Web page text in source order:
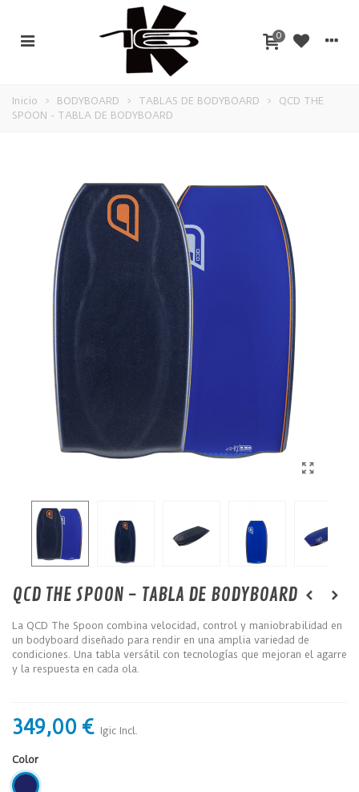
0
Inicio > BODYBOARD > TABLAS DE BODYBOARD >
QCD THE
SPOON - TABLA DE BODYBOARD
QCD THE SPOON - TABLA DE BODYBOARD
La QCD The Spoon combina velocidad, control y maniobrabilidad en
un bodyboard diseñado para rendir en una amplia variedad de
condiciones. Una tabla versátil con tecnologías que mejoran el agarre
y la respuesta en cada ola.
349,00 € Igic Incl.
Color
Azul_Oscuro